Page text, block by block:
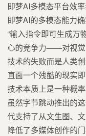
即梦AI多模态平台效
即梦AI的多模态能力
“输入指令即可生成万
心的竞争力——对视觉
技术的失败而是人类
直面一个残酷的现实
技术本质上是一种概
虽然字节跳动推出的
代支持了从文生图、
降低了多媒体创作的